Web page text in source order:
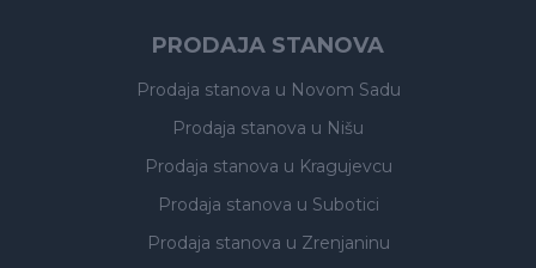
PRODAJA STANOVA
Prodaja stanova u Novom Sadu
Prodaja stanova u Nišu
Prodaja stanova u Kragujevcu
Prodaja stanova u Subotici
Prodaja stanova u Zrenjaninu